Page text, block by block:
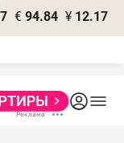
€ 94.84 ¥ 12.17